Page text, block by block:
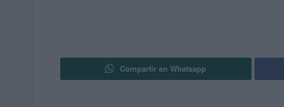
Compartir en Whatsapp